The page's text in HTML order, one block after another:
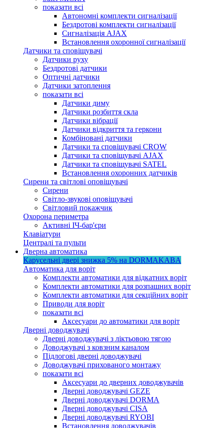
показати всі
Автономні комплекти сигналізації
Бездротові комплекти сигналізації
Сигналізація AJAX
Встановлення охоронної сигналізації
Датчики та сповіщувачі
Датчики руху
Бездротові датчики
Оптичні датчики
Датчики затоплення
показати всі
Датчики диму
Датчики розбиття скла
Датчики вібрації
Датчики відкриття та геркони
Комбіновані датчики
Датчики та сповіщувачі CROW
Датчики та сповіщувачі AJAX
Датчики та сповіщувачі SATEL
Встановлення охоронних датчиків
Сирени та світлові оповіщувачі
Сирени
Світло-звукові оповіщувачі
Світловий покажчик
Охорона периметра
Активні ІЧ-бар'єри
Клавіатури
Централі та пульти
Дверна автоматика
Карусельні двері знижка 5% на DORMAKABA
Автоматика для воріт
Комплекти автоматики для відкатних воріт
Комплекти автоматики для розпашних воріт
Комплекти автоматики для секційних воріт
Приводи для воріт
показати всі
Аксесуари до автоматики для воріт
Дверні доводжувачі
Дверні доводжувачі з ліктьовою тягою
Доводжувачі з ковзним каналом
Підлогові дверні доводжувачі
Доводжувачі прихованого монтажу
показати всі
Аксесуари до дверних доводжувачів
Дверні доводжувачі GEZE
Дверні доводжувачі DORMA
Дверні доводжувачі CISA
Дверні доводжувачі RYOBI
Встановлення доводжувачів